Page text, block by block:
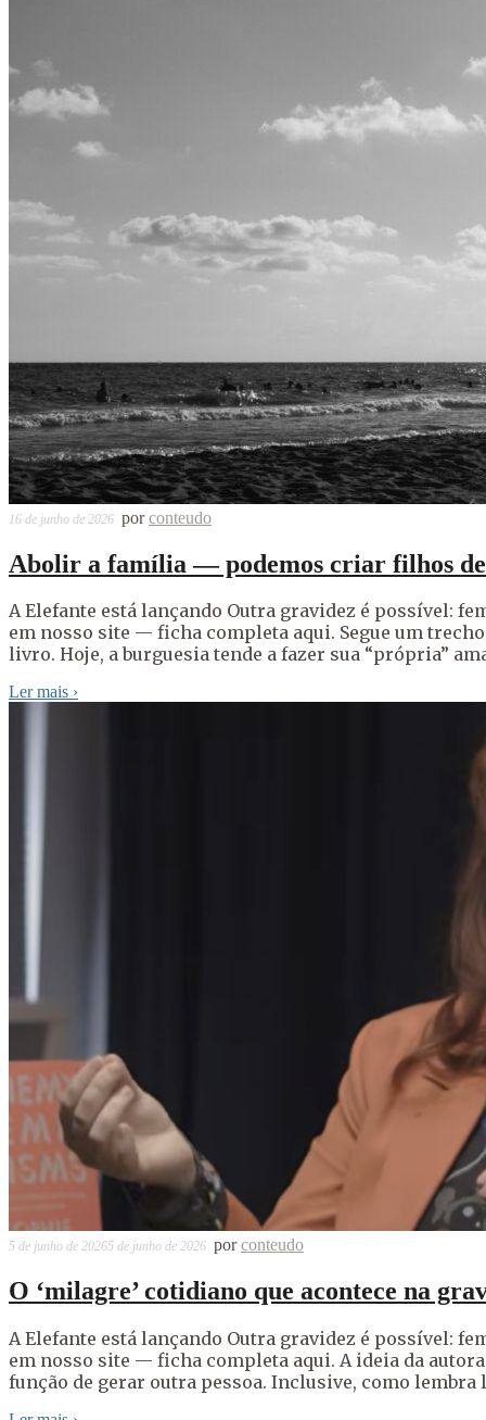
16 de junho de 2026 porconteudo
Abolir a família — podemos criar filhos
A Elefante está lançando Outra gravidez é possível:
em nosso site — ficha completa aqui. Segue um
livro. Hoje, a burguesia tende a fazer sua “própria”
Ler mais ›
5 de junho de 20265 de junho de 2026 porconteudo
O ‘milagre’ cotidiano que acontece na
A Elefante está lançando Outra gravidez é possível:
em nosso site — ficha completa aqui. A ideia da
função de gerar outra pessoa. Inclusive, como lembra